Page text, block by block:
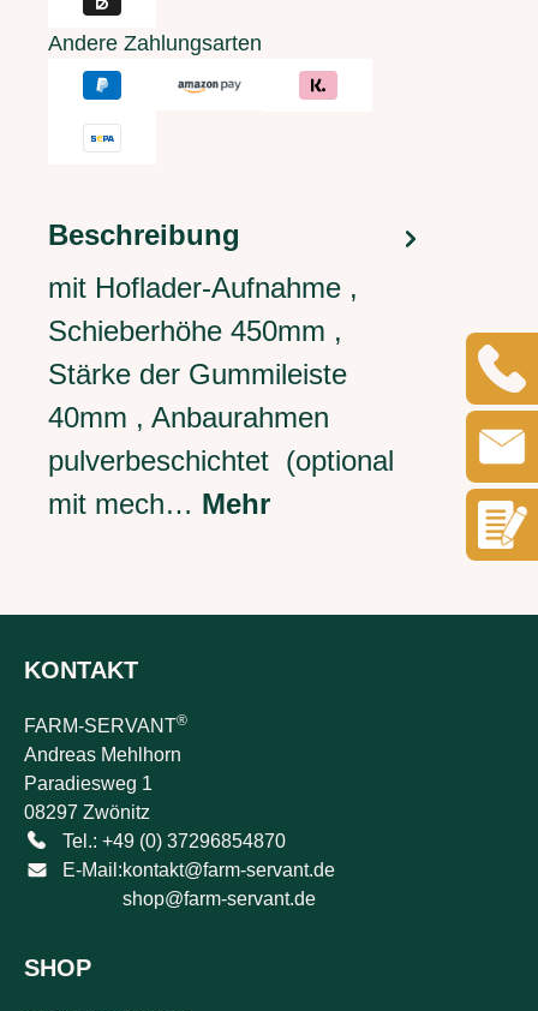
Andere Zahlungsarten
Beschreibung
mit Hoflader-Aufnahme ,
Schieberhöhe 450mm ,
Stärke der Gummileiste
40mm , Anbaurahmen
pulverbeschichtet (optional
mit mech… Mehr
KONTAKT
FARM-SERVANT®
Andreas Mehlhorn
Paradiesweg 1
08297 Zwönitz
Tel.: +49 (0) 37296854870
E-Mail:kontakt@farm-servant.de
shop@farm-servant.de
SHOP